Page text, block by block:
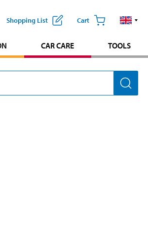
Shopping List Cart
CAR CARE TOOLS